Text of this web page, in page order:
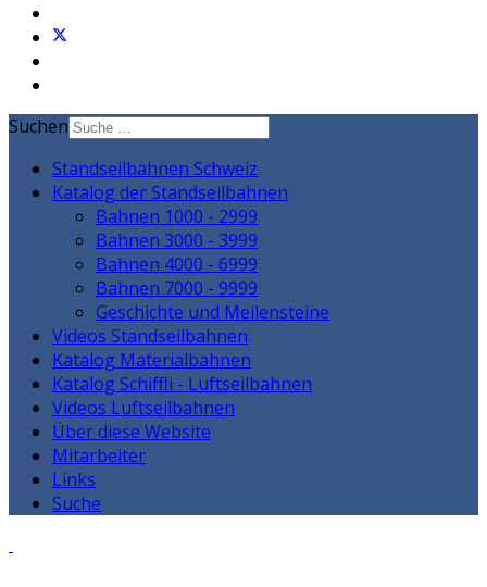
Suchen
Standseilbahnen Schweiz
Katalog der Standseilbahnen
Bahnen 1000 - 2999
Bahnen 3000 - 3999
Bahnen 4000 - 6999
Bahnen 7000 - 9999
Geschichte und Meilensteine
Videos Standseilbahnen
Katalog Materialbahnen
Katalog Schiffli - Luftseilbahnen
Videos Luftseilbahnen
Über diese Website
Mitarbeiter
Links
Suche